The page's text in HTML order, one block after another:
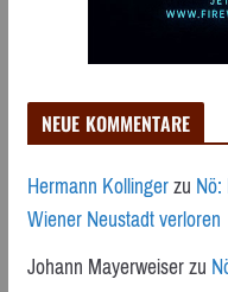
NEUE KOMMENTARE
Hermann Kollingerzu
Wiener Neustadt verloren
Johann Mayerweiserzu